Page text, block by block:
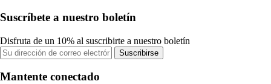
Suscríbete a nuestro boletín
Disfruta de un 10% al suscribirte a nuestro boletín
Suscribirse
Mantente conectado